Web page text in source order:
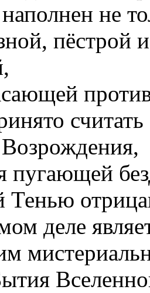
не
пёстрой
пугающей
Тенью
деле